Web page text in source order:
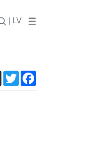
| LV
TikTokTwitter